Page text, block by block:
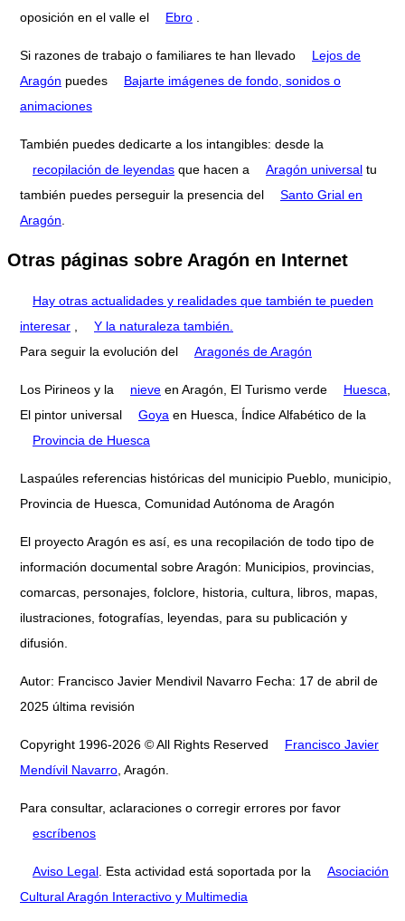
oposición en el valle el
Ebro
Si razones de trabajo o familiares te han llevado
Lejos de
Aragón puedes
Bajarte imágenes de fondo, sonidos o
animaciones
También puedes dedicarte a los intangibles: desde la
recopilación de leyendas que hacen a Aragón universal tu
también puedes perseguir la presencia del
Santo Grial en
Aragón
Otras páginas sobre Aragón en Internet
Hay otras actualidades y realidades que también te pueden
interesar
Y la naturaleza también.
Para seguir la evolución del
Aragonés de Aragón
Los Pirineos y la nieve en Aragón, El Turismo verde Huesca
El pintor universal
Goya en Huesca, Índice Alfabético de la
Provincia de Huesca
Laspaúles referencias históricas del municipio Pueblo, municipio,
Provincia de Huesca, Comunidad Autónoma de Aragón
El proyecto Aragón es así, es una recopilación de todo tipo de
información documental sobre Aragón: Municipios, provincias,
comarcas, personajes, folclore, historia, cultura, libros, mapas,
ilustraciones, fotografías, leyendas, para su publicación y
difusión.
Autor: Francisco Javier Mendivil Navarro Fecha: 17 de abril de
2025 última revisión
Copyright 1996-2026 © All Rights Reserved
Francisco Javier
Mendívil Navarro , Aragón.
Para consultar, aclaraciones o corregir errores por favor
escríbenos
Aviso Legal . Esta actividad está soportada por la
Asociación
Cultural Aragón Interactivo y Multimedia